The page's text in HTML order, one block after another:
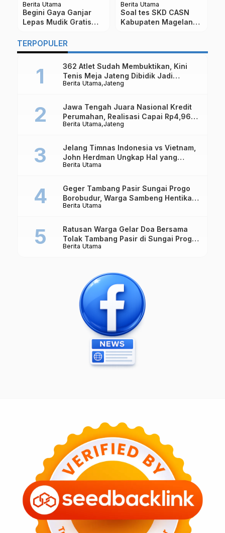
Berita Utama
Begini Gaya Ganjar
Lepas Mudik Gratis
Dari Stasiun Pasar
Senen
Berita Utama
Soal tes SKD CASN
Kabupaten Magelang
BKPPD
TERPOPULER
Berita Utama Jateng
362 Atlet Sudah Membuktikan, Kini
Tenis Meja Jateng Dibidik Jadi
Kekuatan Nasional
Berita Utama Jateng
Jawa Tengah Juara Nasional Kredit
Perumahan, Realisasi Capai Rp4,96
Triliun
Berita Utama
Jelang Timnas Indonesia vs Vietnam,
John Herdman Ungkap Hal yang
Dipertaruhkan
Berita Utama
Geger Tambang Pasir Sungai Progo
Borobudur, Warga Sambeng Hentikan
Alat Berat dan Usir Truk
Berita Utama
Ratusan Warga Gelar Doa Bersama
Tolak Tambang Pasir di Sungai Progo
Borobudur